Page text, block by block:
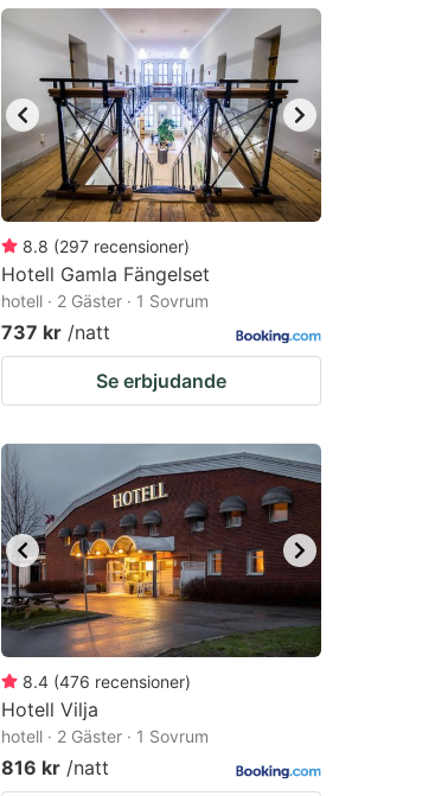
8.8 (297 recensioner)
Hotell Gamla Fängelset
hotell · 2 Gäster · 1 Sovrum
737 kr /natt
Se erbjudande
8.4 (476 recensioner)
Hotell Vilja
hotell · 2 Gäster · 1 Sovrum
816 kr /natt